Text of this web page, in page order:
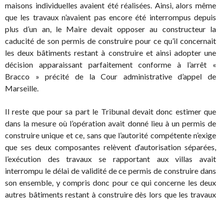
maisons individuelles avaient été réalisées. Ainsi, alors même
que les travaux n’avaient pas encore été interrompus depuis
plus d’un an, le Maire devait opposer au constructeur la
caducité de son permis de construire pour ce qu’il concernait
les deux bâtiments restant à construire et ainsi adopter une
décision apparaissant parfaitement conforme à l’arrêt «
Bracco » précité de la Cour administrative d’appel de
Marseille.
Il reste que pour sa part le Tribunal devait donc estimer que
dans la mesure où l’opération avait donné lieu à un permis de
construire unique et ce, sans que l’autorité compétente n’exige
que ses deux composantes relèvent d‘autorisation séparées,
l’exécution des travaux se rapportant aux villas avait
interrompu le délai de validité de ce permis de construire dans
son ensemble, y compris donc pour ce qui concerne les deux
autres bâtiments restant à construire dès lors que les travaux